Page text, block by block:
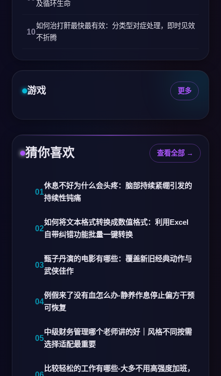
及循环生命
如何治打鼾最快最有效：分类型对症处理，即时见效
不折腾
游戏 更多
猜你喜欢 查看全部 →
休息不好为什么会头疼：脑部持续紧绷引发的
持续性钝痛
如何将文本格式转换成数值格式：利用Excel
自带纠错功能批量一键转换
甄子丹演的电影有哪些：覆盖新旧经典动作与
武侠佳作
例假来了没有血怎么办-静养作息停止偏方干预
可恢复
中级财务管理哪个老师讲的好｜风格不同按需
选择适配最重要
比较轻松的工作有哪些-大多不用高强度加班，